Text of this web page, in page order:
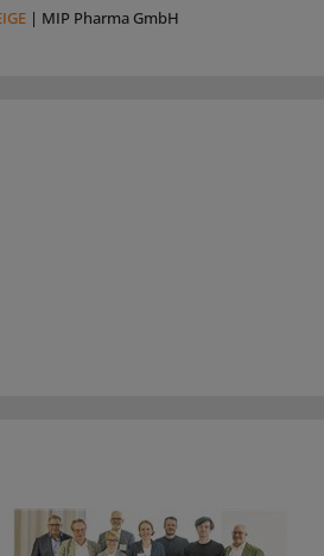
| MIP Pharma GmbH